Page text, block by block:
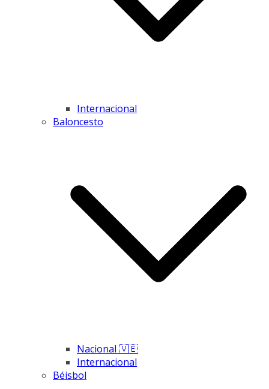
Internacional
Baloncesto
Nacional 🇻🇪
Internacional
Béisbol